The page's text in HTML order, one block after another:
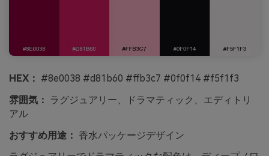
HEX： #8e0038 #d81b60 #ffb3c7 #0f0f14 #f5f1f3
雰囲気：
ラグジュアリー、ドラマティック、エディトリ
アル
おすすめ用途： 香水パッケージデザイン